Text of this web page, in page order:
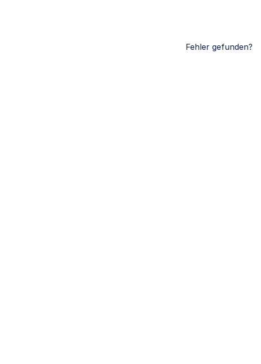
Fehler gefunden?